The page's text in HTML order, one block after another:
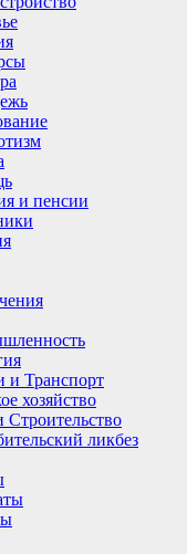
и пенсии
и Транспорт
хозяйство
ликбез